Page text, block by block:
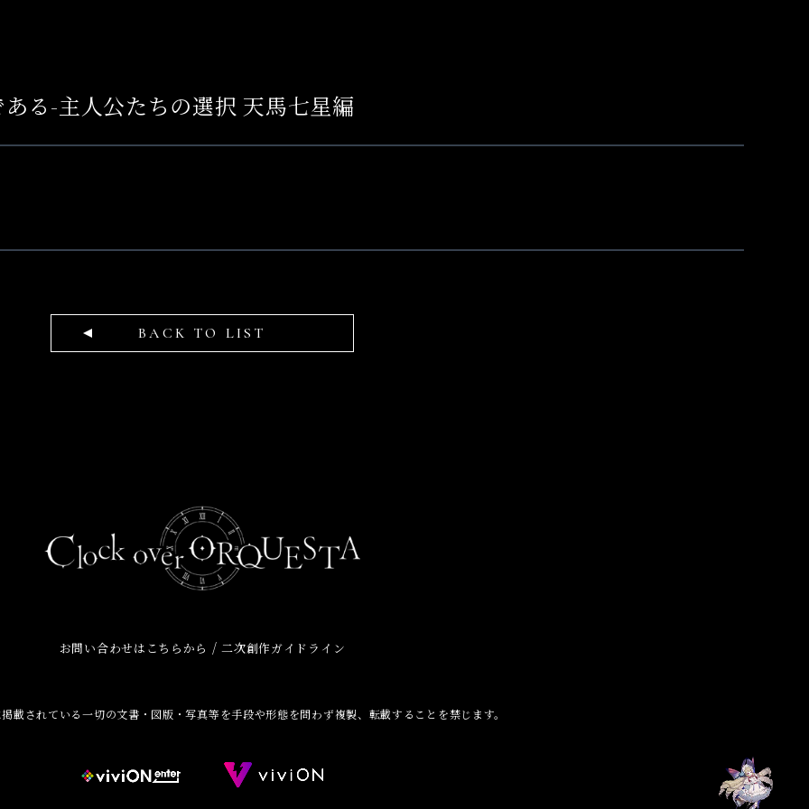
る-主人公たちの選択 天馬七星編
BACK TO LIST
お問い合わせはこちらから /二次創作ガイドライン
載されている一切の文書・図版・写真等を手段や形態を問わず複製、転載することを禁じます。